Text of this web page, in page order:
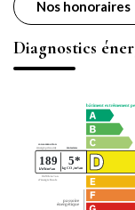
Nos honoraires
Diagnostics